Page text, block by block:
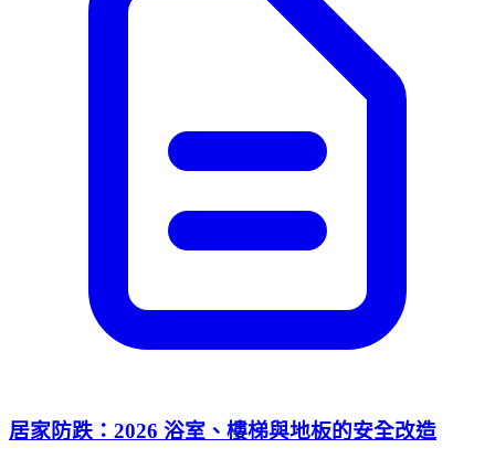
居家防跌：2026 浴室、樓梯與地板的安全改造